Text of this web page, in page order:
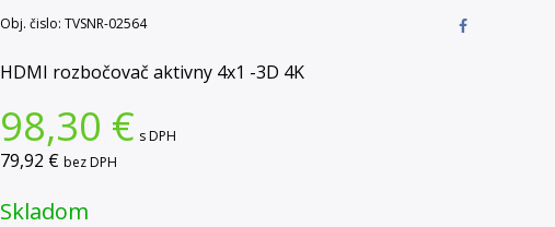
Obj. čislo: TVSNR-02564
HDMI rozbočovač aktivny 4x1 -3D 4K
98,30 € s DPH
79,92 € bez DPH
Skladom